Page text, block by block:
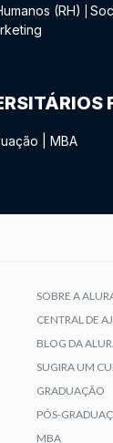
(RH)
MBA
SOBRE A
CENTRAL DE
BLOG DA
SUGIRA UM
GRADUAÇÃO
PÓS-
MBA